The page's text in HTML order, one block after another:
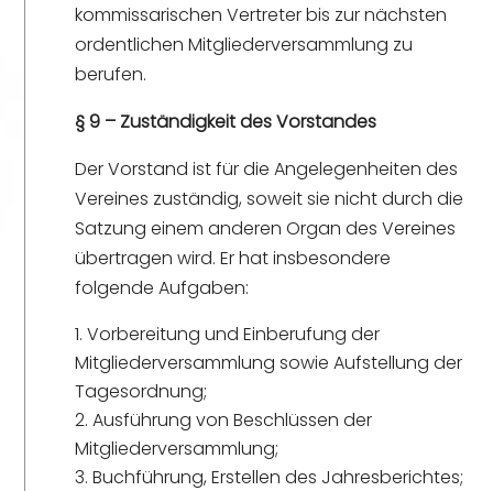
kommissarischen Vertreter bis zur nächsten
ordentlichen Mitgliederversammlung zu
berufen.
§ 9 – Zuständigkeit des Vorstandes
Der Vorstand ist für die Angelegenheiten des
Vereines zuständig, soweit sie nicht durch die
Satzung einem anderen Organ des Vereines
übertragen wird. Er hat insbesondere
folgende Aufgaben:
Vorbereitung und Einberufung der
Mitgliederversammlung sowie Aufstellung der
Tagesordnung;
Ausführung von Beschlüssen der
Mitgliederversammlung;
Buchführung, Erstellen des Jahresberichtes;